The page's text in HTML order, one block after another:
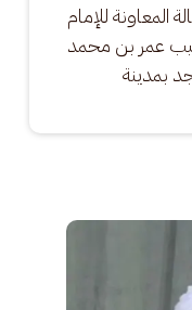
المعاونة للإمام
عمر بن محمد
بمدينة